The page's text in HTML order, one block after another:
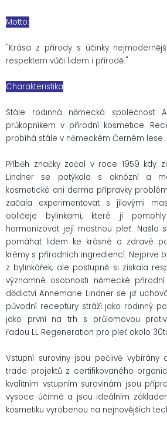
Motto:
"Krása z přírody s účinky
respektem vůči lidem i přírodě."
Charakteristika
Stále rodinná německá společnost
průkopníkem v přírodní kosmetice.
probíhá stále v německém Černém lese.
Příběh značky začal v roce 1959 kdy
Lindner se potýkala s aknózní a
kosmetické ani derma přípravky
začala experimentovat s jílovými
obličeje bylinkami, které ji
harmonizovat její mastnou pleť. Našla
pomáhat lidem ke krásné a zdravé
krémy s přírodních ingrediencí. Nejprve
z bylinkářek, ale postupně si získala
významné osobnosti německé přírodní
dědictví Annemarie Lindner se již
původní receptury stráží jako rodinný
jako první na trh s průlomovou
řadou LL Regeneration pro pleť okolo
Vstupní suroviny jsou pečlivě
trade projektů z certifikovaného
kvalitním vstupním surovinám jsou
vysoce účinné a jsou ideálním
kosmetiku vyrobenou na nejnovějších